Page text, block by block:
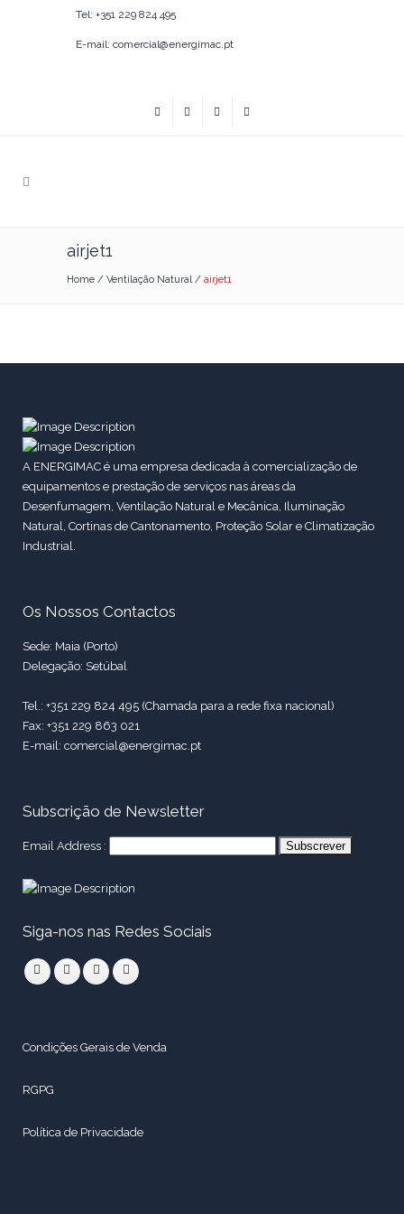
Tel: +351 229 824 495
E-mail: comercial@energimac.pt
airjet1
Home / Ventilação Natural/ airjet1
A ENERGIMAC é uma empresa dedicada à comercialização de
equipamentos e prestação de serviços nas áreas da
Desenfumagem, Ventilação Natural e Mecânica, Iluminação
Natural, Cortinas de Cantonamento, Proteção Solar e Climatização
Industrial.
Os Nossos Contactos
Sede: Maia (Porto)
Delegação: Setúbal
Tel.: +351 229 824 495 (Chamada para a rede fixa nacional)
Fax: +351 229 863 021
E-mail: comercial@energimac.pt
Subscrição de Newsletter
Email Address :
Siga-nos nas Redes Sociais
Condições Gerais de Venda
RGPG
Política de Privacidade